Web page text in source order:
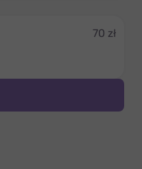
70 zł